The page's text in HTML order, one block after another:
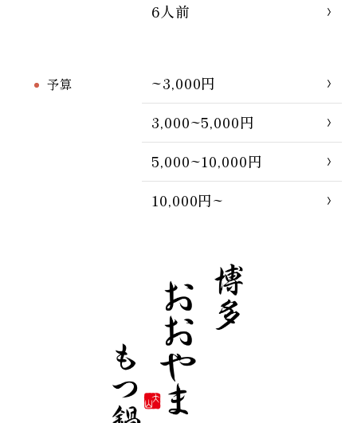
6人前
予算
~3,000円
3,000~5,000円
5,000~10,000円
10,000円~